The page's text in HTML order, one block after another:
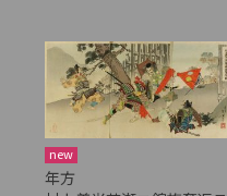
new
年方